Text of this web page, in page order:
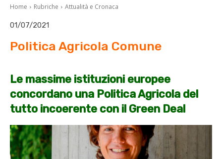
Home Rubriche Attualità e Cronaca
01/07/2021
Politica Agricola Comune
Le massime istituzioni europee
concordano una Politica Agricola del
tutto incoerente con il Green Deal